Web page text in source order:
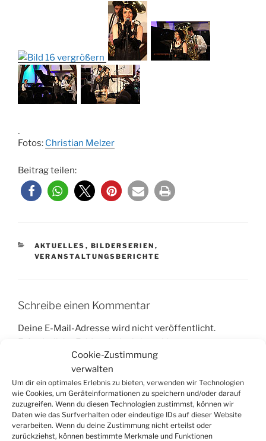
Cookie-Zustimmung
verwalten
Um dir ein optimales Erlebnis zu bieten, verwenden wir Technologien
wie Cookies, um Geräteinformationen zu speichern und/oder darauf
zuzugreifen. Wenn du diesen Technologien zustimmst, können wir
Daten wie das Surfverhalten oder eindeutige IDs auf dieser Website
verarbeiten. Wenn du deine Zustimmung nicht erteilst oder
zurückziehst, können bestimmte Merkmale und Funktionen
Fotos: Christian Melzer
Beitrag teilen:
KATEGORIEN
AKTUELLES , BILDERSERIEN ,
VERANSTALTUNGSBERICHTE
Schreibe einen Kommentar
Deine E-Mail-Adresse wird nicht veröffentlicht.
Erforderliche Felder sind mit
markiert
Kommentar*